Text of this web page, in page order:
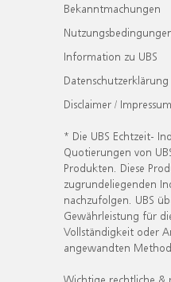
Bekanntmachungen
Information zu UBS
Datenschutzerklärung
Disclaimer / Impressum
* Die UBS Echtzeit-
Quotierungen von
Produkten. Diese
zugrundeliegenden
nachzufolgen. UBS
Gewährleistung für
Vollständigkeit oder
angewandten